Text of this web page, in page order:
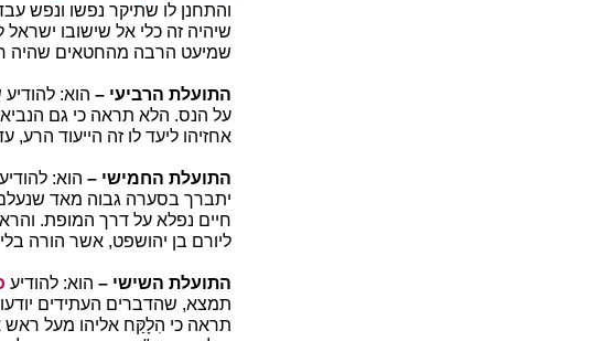
והתחנן לו שתיקר נפשו ונפש
שיהיה זה כלי אל שישובו
שמיעט הרבה מהחטאים שהיה
התועלת הרביעי – הוא:
על הנס. הלא תראה כי גם
אחזיהו ליעד לו זה הייעוד
התועלת החמישי – הוא:
יתברך בסערה גבוה מאד
חיים נפלא על דרך המופת.
ליורם בן יהושפט, אשר הורה
התועלת השישי – הוא: להודיע
תמצא, שהדברים העתידים
תראה כי הִלָקַּח אליהו מעל ראש